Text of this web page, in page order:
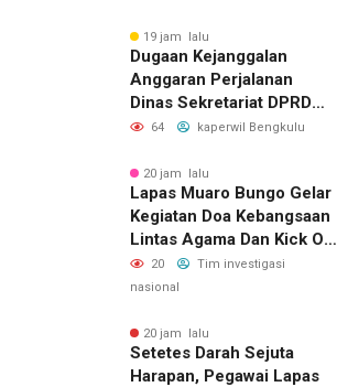
19 jam lalu
Dugaan Kejanggalan
Anggaran Perjalanan
Dinas Sekretariat DPRD
Bengkulu Utara, LAKI
Pengelolaannya
64 kaperwil Bengkulu
20 jam lalu
Lapas Muaro Bungo Gelar
Kegiatan Doa Kebangsaan
Lintas Agama Dan Kick Off
Semarak HUT RI Ke-81
Kemerdekaan Republik
20
Tim investigasi
nasional
20 jam lalu
Setetes Darah Sejuta
Harapan, Pegawai Lapas